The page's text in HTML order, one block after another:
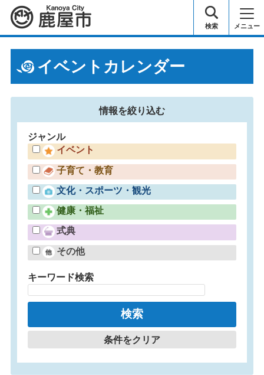
鹿屋市 検索 メニュー
イベントカレンダー
情報を絞り込む
ジャンル
イベント
子育て・教育
文化・スポーツ・観光
健康・福祉
式典
その他
キーワード検索
条件をクリア